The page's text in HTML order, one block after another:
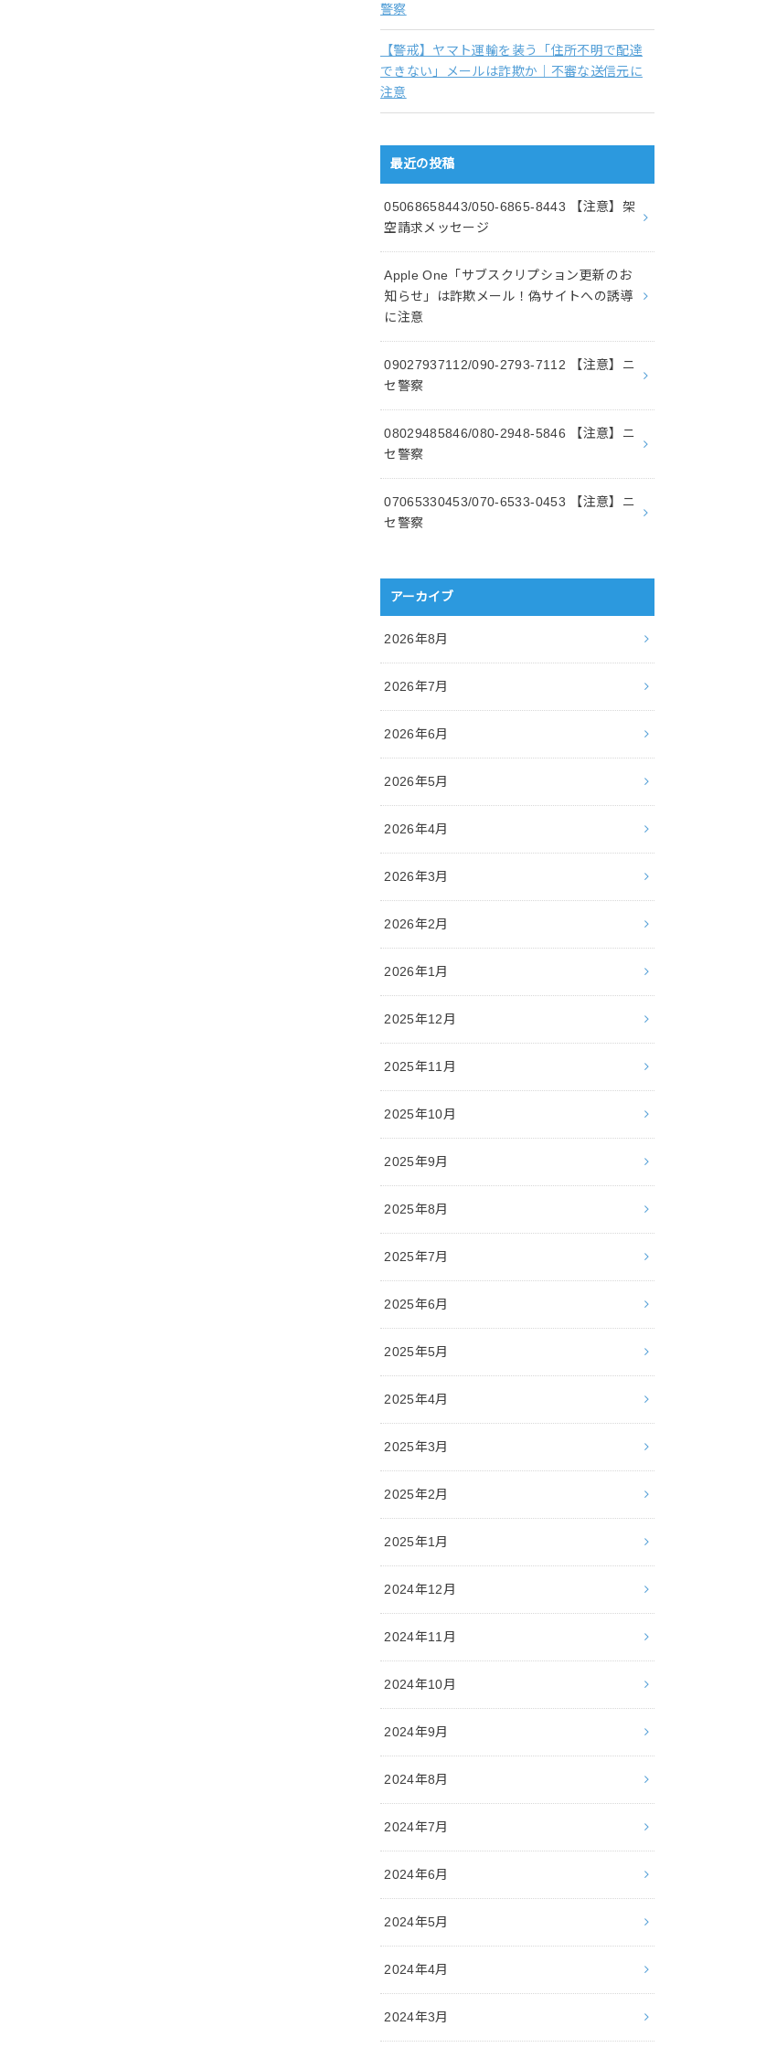
警察
【警戒】ヤマト運輸を装う「住所不明で配達
できない」メールは詐欺か｜不審な送信元に
注意
最近の投稿
05068658443/050-6865-8443 【注意】架
空請求メッセージ
Apple One「サブスクリプション更新のお
知らせ」は詐欺メール！偽サイトへの誘導
に注意
09027937112/090-2793-7112 【注意】ニ
セ警察
08029485846/080-2948-5846 【注意】ニ
セ警察
07065330453/070-6533-0453 【注意】ニ
セ警察
アーカイブ
2026年8月
2026年7月
2026年6月
2026年5月
2026年4月
2026年3月
2026年2月
2026年1月
2025年12月
2025年11月
2025年10月
2025年9月
2025年8月
2025年7月
2025年6月
2025年5月
2025年4月
2025年3月
2025年2月
2025年1月
2024年12月
2024年11月
2024年10月
2024年9月
2024年8月
2024年7月
2024年6月
2024年5月
2024年4月
2024年3月